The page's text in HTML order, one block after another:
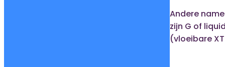
Andere
zijn G of
(vloeibare